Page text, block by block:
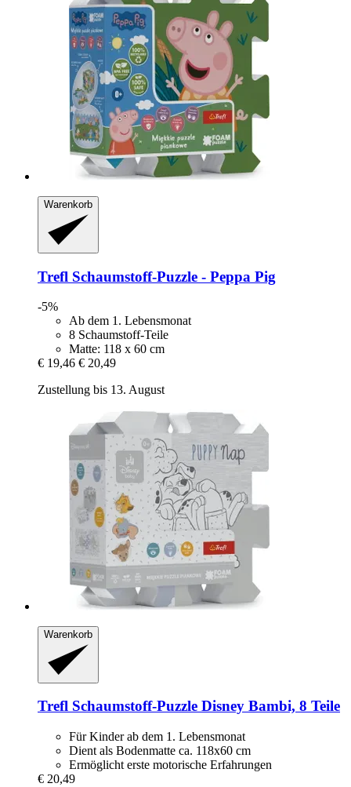
Warenkorb
Trefl Schaumstoff-​Puzzle -​ Peppa Pig
-5%
Ab dem 1. Lebensmonat
8 Schaumstoff-Teile
Matte: 118 x 60 cm
€ 19,46 € 20,49
Zustellung bis 13. August
Warenkorb
Trefl Schaumstoff-​Puzzle Disney Bambi, 8 Teile
Für Kinder ab dem 1. Lebensmonat
Dient als Bodenmatte ca. 118x60 cm
Ermöglicht erste motorische Erfahrungen
€ 20,49